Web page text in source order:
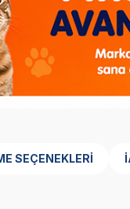
SEÇENEKLERI